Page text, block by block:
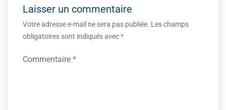
Laisser un commentaire
Votre adresse e-mail ne sera pas publiée. Les champs
obligatoires sont indiqués avec*
Commentaire *